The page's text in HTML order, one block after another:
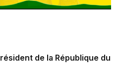
de la République du